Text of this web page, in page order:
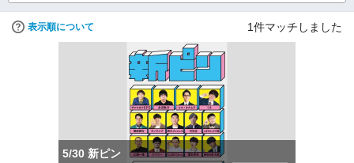
表示順について 1件マッチしました
5/30 新ピン